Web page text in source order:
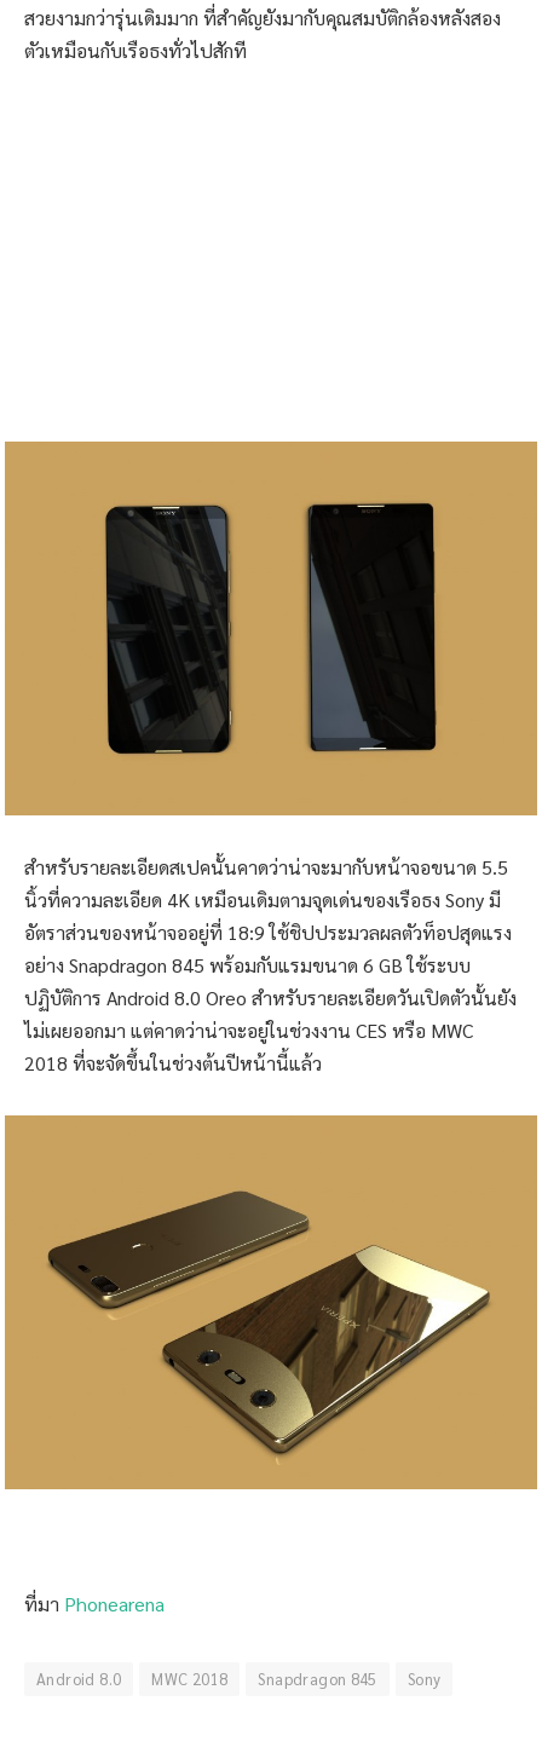
สวยงามกว่ารุ่นเดิมมาก ที่สำคัญยังมากับคุณสมบัติกล้องหลังสอง
ตัวเหมือนกับเรือธงทั่วไปสักที
สำหรับรายละเอียดสเปคนั้นคาดว่าน่าจะมากับหน้าจอขนาด 5.5
นิ้วที่ความละเอียด 4K เหมือนเดิมตามจุดเด่นของเรือธง Sony มี
อัตราส่วนของหน้าจออยู่ที่ 18:9 ใช้ชิปประมวลผลตัวท็อปสุดแรง
อย่าง Snapdragon 845 พร้อมกับแรมขนาด 6 GB ใช้ระบบ
ปฏิบัติการ Android 8.0 Oreo สำหรับรายละเอียดวันเปิดตัวนั้นยัง
ไม่เผยออกมา แต่คาดว่าน่าจะอยู่ในช่วงงาน CES หรือ MWC
2018 ที่จะจัดขึ้นในช่วงต้นปีหน้านี้แล้ว
ที่มา Phonearena
Android 8.0 MWC 2018 Snapdragon 845 Sony